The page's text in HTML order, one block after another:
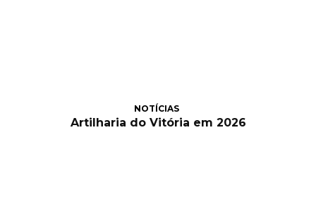
NOTÍCIAS
Artilharia do Vitória em 2026